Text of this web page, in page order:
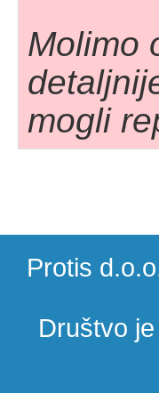
Molimo
mogli
Protis
Društvo